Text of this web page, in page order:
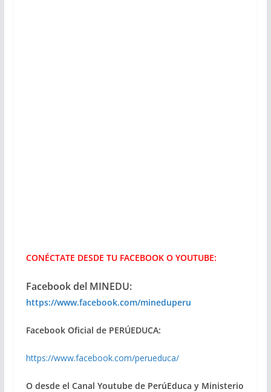
CONÉCTATE DESDE TU FACEBOOK O YOUTUBE:
Facebook del MINEDU:
https://www.facebook.com/mineduperu
Facebook Oficial de PERÚEDUCA:
https://www.facebook.com/perueduca/
O desde el Canal Youtube de PerúEduca y Ministerio